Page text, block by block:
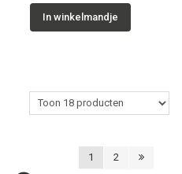
In winkelmandje
1 2